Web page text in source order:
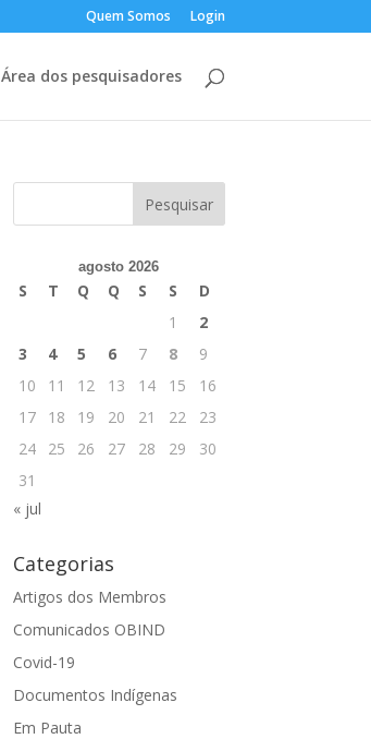
Quem Somos Login
Área dos pesquisadores
agosto 2026
S T Q Q S S
D
1
2
3
4 5 6 7 8
9
10
11 12 13 14 15
16
17
18 19 20 21 22
23
24
25 26 27 28 29
30
31
« jul
Categorias
Artigos dos Membros
Comunicados OBIND
Covid-19
Documentos Indígenas
Em Pauta